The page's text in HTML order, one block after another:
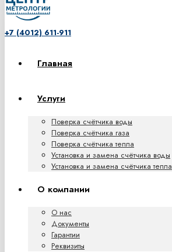
+7 (4012) 611-911
Главная
Услуги
Поверка счётчика воды
Поверка счётчика газа
Поверка счётчика тепла
Установка и замена счётчика воды
Установка и замена счётчика тепла
О компании
О нас
Документы
Гарантии
Реквизиты